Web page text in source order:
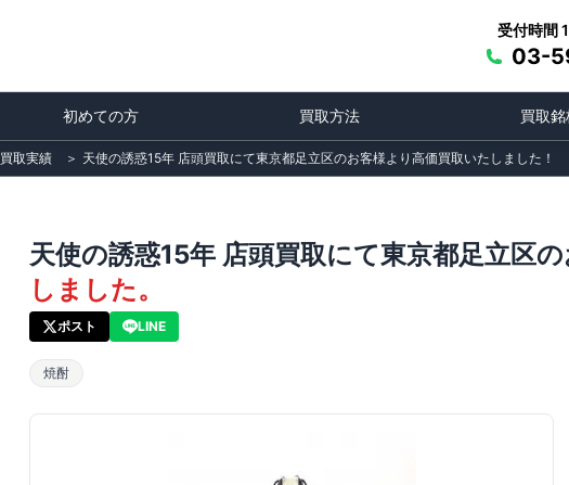
受付時間
03-
初めての方 買取方法 買取
買取実績 ＞ 天使の誘惑15年 店頭買取にて東京都足立区のお客様より高価買取いたしました！
天使の誘惑15年 店頭買取にて東京都足立区
しました。
ポスト LINE
焼酎